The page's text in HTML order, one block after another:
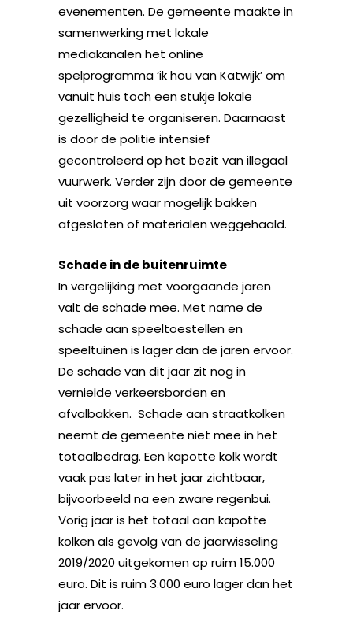
evenementen. De gemeente maakte in
samenwerking met lokale
mediakanalen het online
spelprogramma ‘ik hou van Katwijk’ om
vanuit huis toch een stukje lokale
gezelligheid te organiseren. Daarnaast
is door de politie intensief
gecontroleerd op het bezit van illegaal
vuurwerk. Verder zijn door de gemeente
uit voorzorg waar mogelijk bakken
afgesloten of materialen weggehaald.
Schade in de buitenruimte
In vergelijking met voorgaande jaren
valt de schade mee. Met name de
schade aan speeltoestellen en
speeltuinen is lager dan de jaren ervoor.
De schade van dit jaar zit nog in
vernielde verkeersborden en
afvalbakken. Schade aan straatkolken
neemt de gemeente niet mee in het
totaalbedrag. Een kapotte kolk wordt
vaak pas later in het jaar zichtbaar,
bijvoorbeeld na een zware regenbui.
Vorig jaar is het totaal aan kapotte
kolken als gevolg van de jaarwisseling
2019/2020 uitgekomen op ruim 15.000
euro. Dit is ruim 3.000 euro lager dan het
jaar ervoor.